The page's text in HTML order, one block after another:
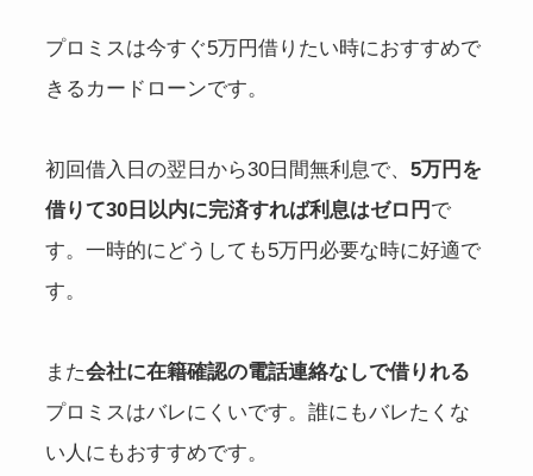
プロミスは今すぐ5万円借りたい時におすすめで
きるカードローンです。
初回借入日の翌日から30日間無利息で、 5万円を
借りて30日以内に完済すれば利息はゼロ円 で
す。一時的にどうしても5万円必要な時に好適で
す。
また会社に在籍確認の電話連絡なしで借りれる
プロミスはバレにくいです。誰にもバレたくな
い人にもおすすめです。